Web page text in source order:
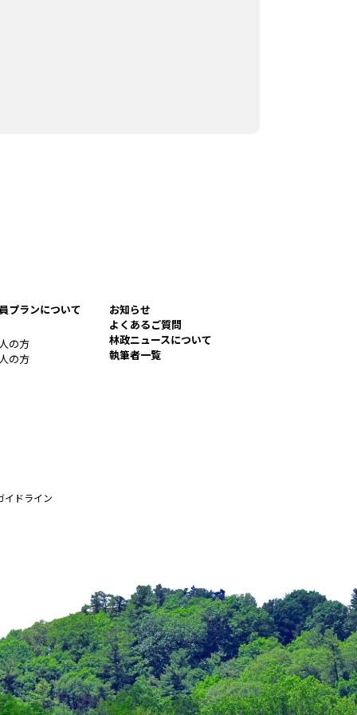
プランについて
の方
の方
お知らせ
よくあるご質問
林政ニュースについて
執筆者一覧
イドライン